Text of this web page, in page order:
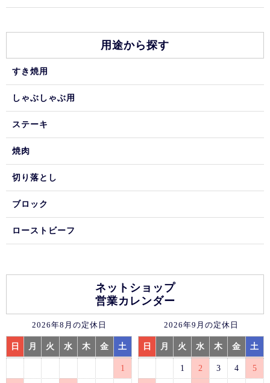
用途から探す
すき焼用
しゃぶしゃぶ用
ステーキ
焼肉
切り落とし
ブロック
ローストビーフ
ネットショップ
営業カレンダー
2026年8月の定休日
日 月 火 水 木 金 土
1
2026年9月の定休日
日 月 火 水 木 金 土
1 2 3 4 5